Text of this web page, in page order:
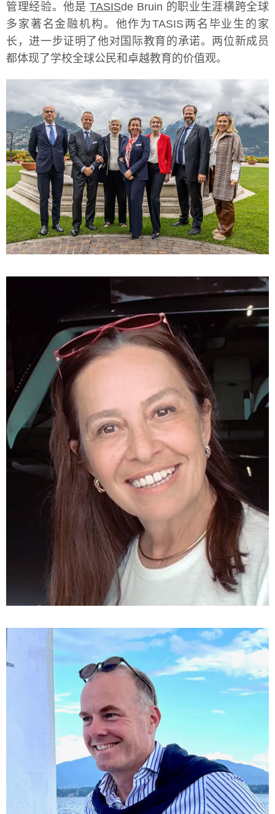
管理经验。他是TASISde Bruin 的职业生涯横跨全球
多家著名金融机构。他作为TASIS两名毕业生的家
长，进一步证明了他对国际教育的承诺。两位新成员
都体现了学校全球公民和卓越教育的价值观。